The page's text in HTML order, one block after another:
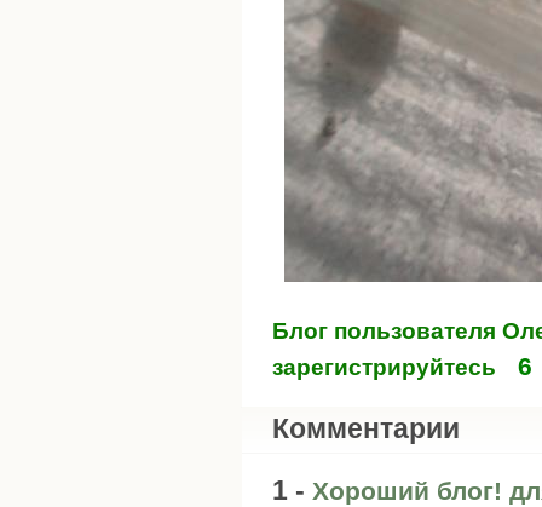
Блог пользователя
зарегистрируйтесь
6
Комментарии
1 - Хороший блог!